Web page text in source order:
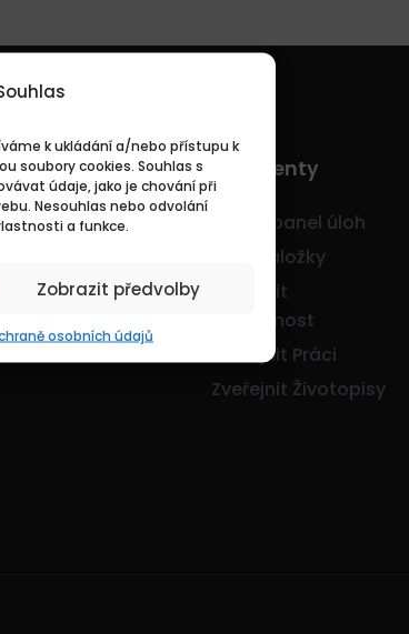
k ukládání a/nebo přístupu k
soubory cookies. Souhlas s
údaje, jako je chování při
Nesouhlas nebo odvolání
a funkce.
Zobrazit předvolby
osobních údajů
Základní
Domů
Kontakty
Pro Klienty
Hlavní panel úloh
Moje záložky
Zveřejnit
Společnost
Zveřejnit Práci
Zveřejnit Životopisy